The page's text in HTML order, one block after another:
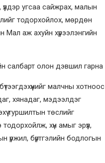
угсаа сайжрах, малын
тодорхойлох, мөрдөн
Мал аж ахуйн хүрээлэнгийн
малчны хотноос
хянадаг, мэдээлдэг
туршилтын төслийг
хүн амыг эрүүл,
үржил, бүртгэлийн бодлогын